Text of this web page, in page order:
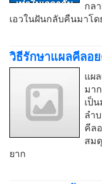
กล
เอวในฝันกลับคืนมาโด
วิธีรักษาแผลคีลอ
แผ
มา
เป็
ลำ
คีล
สม
ยาก